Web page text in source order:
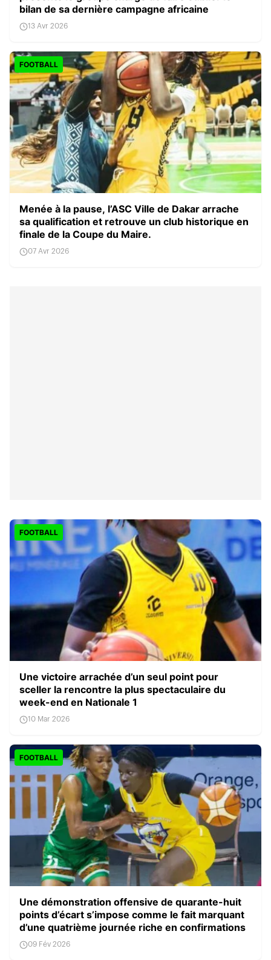
bilan de sa dernière campagne africaine
13 Avr 2026
FOOTBALL
Menée à la pause, l’ASC Ville de Dakar arrache
sa qualification et retrouve un club historique en
finale de la Coupe du Maire.
07 Avr 2026
FOOTBALL
Une victoire arrachée d’un seul point pour
sceller la rencontre la plus spectaculaire du
week-end en Nationale 1
10 Mar 2026
FOOTBALL
Une démonstration offensive de quarante-huit
points d’écart s’impose comme le fait marquant
d’une quatrième journée riche en confirmations
09 Fév 2026